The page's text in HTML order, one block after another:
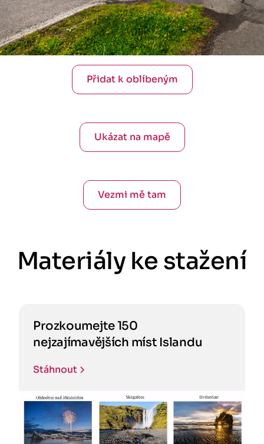
Přidat k oblíbeným
Ukázat na mapě
Vezmi mě tam
Materiály ke stažení
Prozkoumejte 150
nejzajímavějších míst Islandu
Stáhnout